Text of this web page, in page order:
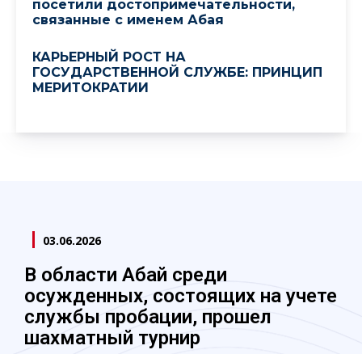
посетили достопримечательности,
связанные с именем Абая
КАРЬЕРНЫЙ РОСТ НА
ГОСУДАРСТВЕННОЙ СЛУЖБЕ: ПРИНЦИП
МЕРИТОКРАТИИ